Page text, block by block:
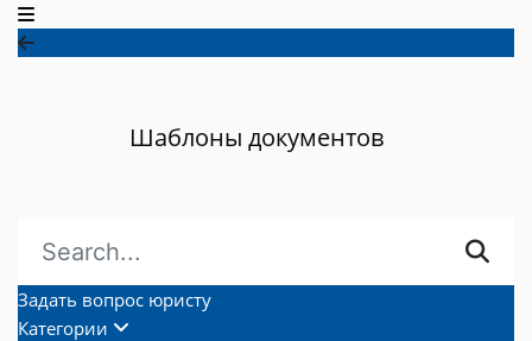
Шаблоны документов
Задать вопрос юристу
Категории